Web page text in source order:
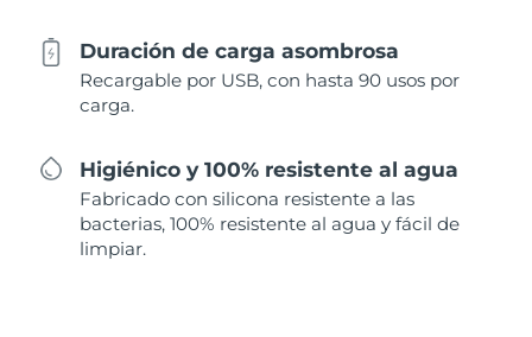
Duración de carga asombrosa
Recargable por USB, con hasta 90 usos por
carga.
Higiénico y 100% resistente al agua
Fabricado con silicona resistente a las
bacterias, 100% resistente al agua y fácil de
limpiar.